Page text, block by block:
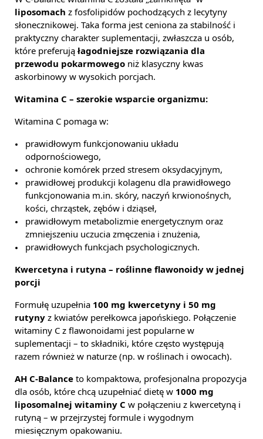
liposomach z fosfolipidów pochodzących z lecytyny
słonecznikowej. Taka forma jest ceniona za stabilność i
praktyczny charakter suplementacji, zwłaszcza u osób,
które preferują łagodniejsze rozwiązania dla
przewodu pokarmowego niż klasyczny kwas
askorbinowy w wysokich porcjach.
Witamina C – szerokie wsparcie organizmu:
Witamina C pomaga w:
prawidłowym funkcjonowaniu układu
odpornościowego,
ochronie komórek przed stresem oksydacyjnym,
prawidłowej produkcji kolagenu dla prawidłowego
funkcjonowania m.in. skóry, naczyń krwionośnych,
kości, chrząstek, zębów i dziąseł,
prawidłowym metabolizmie energetycznym oraz
zmniejszeniu uczucia zmęczenia i znużenia,
prawidłowych funkcjach psychologicznych.
Kwercetyna i rutyna – roślinne flawonoidy w jednej
porcji
Formułę uzupełnia 100 mg kwercetyny i 50 mg
rutyny z kwiatów perełkowca japońskiego. Połączenie
witaminy C z flawonoidami jest popularne w
suplementacji – to składniki, które często występują
razem również w naturze (np. w roślinach i owocach).
AH C-Balance to kompaktowa, profesjonalna propozycja
dla osób, które chcą uzupełniać dietę w 1000 mg
liposomalnej witaminy C w połączeniu z kwercetyną i
rutyną – w przejrzystej formule i wygodnym
miesięcznym opakowaniu.